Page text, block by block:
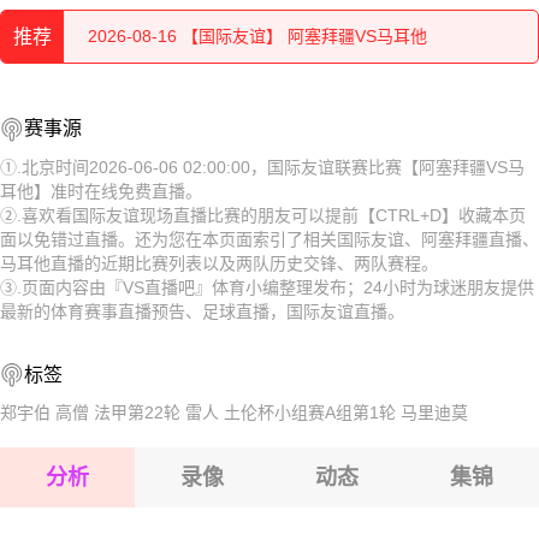
推荐 2026-08-16 【国际友谊】 阿塞拜疆VS马耳他
2026-08-16 【国际友谊】 阿塞拜疆VS马耳他
2026-08-16 【国际友谊】 阿塞拜疆VS马耳他
2026-08-16 【国际友谊】 阿塞拜疆VS马耳他
2026-08-16 【国际友谊】 阿塞拜疆VS马耳他
2026-08-16 【国际友谊】 阿塞拜疆VS马耳他
2026-08-16 【国际友谊】 阿塞拜疆VS马耳他
2026-08-16 【国际友谊】 阿塞拜疆VS马耳他
赛事源
①.北京时间2026-06-06 02:00:00，国际友谊联赛比赛【阿塞拜疆VS马
耳他】准时在线免费直播。
②.喜欢看国际友谊现场直播比赛的朋友可以提前【CTRL+D】收藏本页
面以免错过直播。还为您在本页面索引了相关国际友谊、阿塞拜疆直播、
马耳他直播的近期比赛列表以及两队历史交锋、两队赛程。
③.页面内容由『VS直播吧』体育小编整理发布；24小时为球迷朋友提供
最新的体育赛事直播预告、足球直播，国际友谊直播。
标签
郑宇伯 高僧 法甲第22轮 雷人 土伦杯小组赛A组第1轮 马里迪莫
分析 录像 动态 集锦